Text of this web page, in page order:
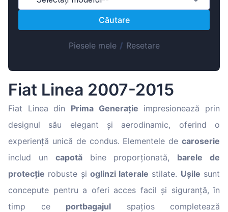
Lietuvių
Slovenian
Latvian
Slovenčina
Căutare
Piesele mele/ Resetare
Fiat Linea 2007-2015
Fiat Linea din Prima Generație impresionează prin
designul său elegant și aerodinamic, oferind o
experiență unică de condus. Elementele de caroserie
includ un capotăbine proporționată, barele de
protecție robuste și oglinzi laterale stilate. Ușile sunt
concepute pentru a oferi acces facil și siguranță, în
timp ce portbagajul spațios completează